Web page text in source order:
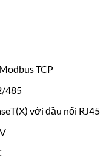
TCP
485
với đầu nối RJ45